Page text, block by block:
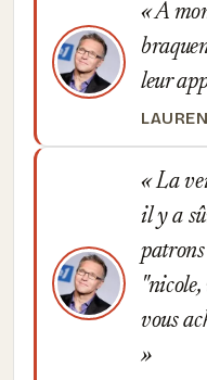
A
leur
La
il y a
vous